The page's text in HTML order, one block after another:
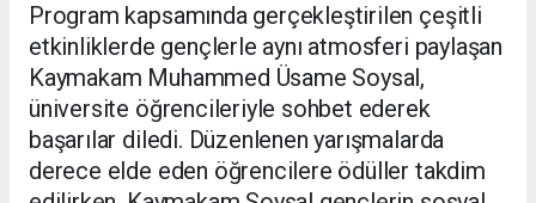
Program kapsamında gerçekleştirilen çeşitli
etkinliklerde gençlerle aynı atmosferi paylaşan
Kaymakam Muhammed Üsame Soysal,
üniversite öğrencileriyle sohbet ederek
başarılar diledi. Düzenlenen yarışmalarda
derece elde eden öğrencilere ödüller takdim